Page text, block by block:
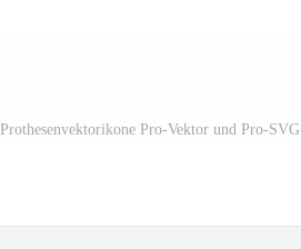
Prothesenvektorikone Pro-Vektor und Pro-SVG